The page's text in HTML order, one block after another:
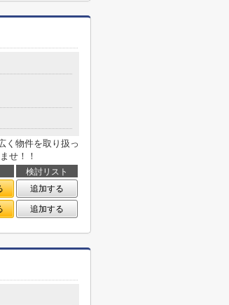
物件を取り扱っ
せ！！
検討リスト
追加する
追加する